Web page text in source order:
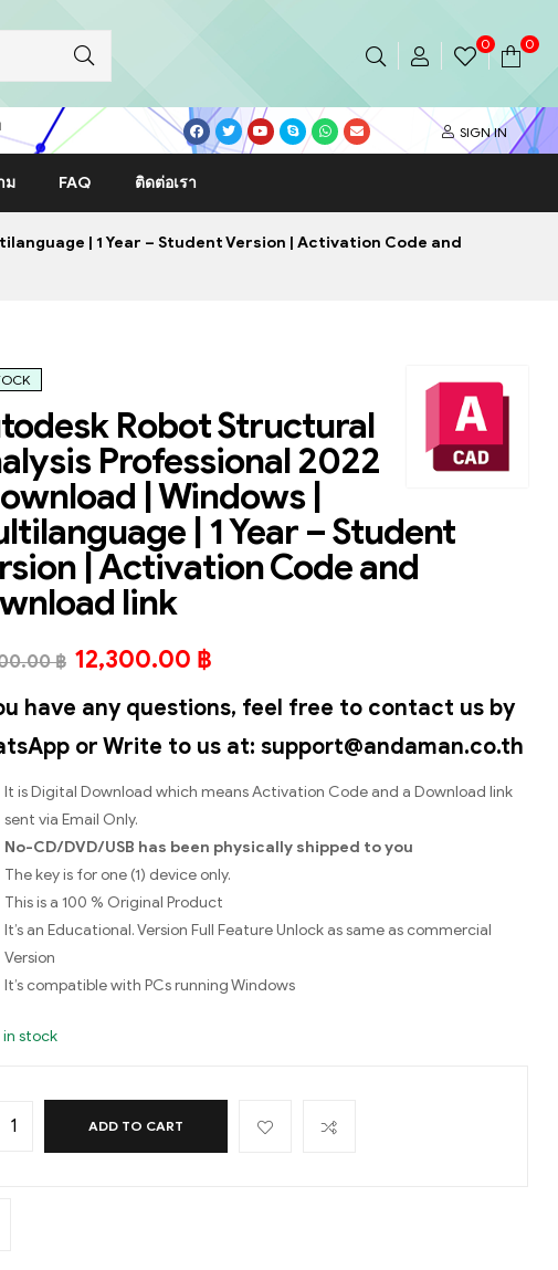
0 0
SIGN IN
ม FAQ ติดต่อเรา
| 1 Year – Student Version | Activation Code and
Robot Structural
Professional 2022
| Windows |
| 1 Year – Student
| Activation Code and
link
฿ 12,300.00 ฿
have any questions, feel free to contact us by
or Write to us at: support@andaman.co.th
It is Digital Download which means Activation Code and a Download link
sent via Email Only.
No-CD/DVD/USB has been physically shipped to you
The key is for one (1) device only.
This is a 100 % Original Product
It’s an Educational. Version Full Feature Unlock as same as commercial
Version
It’s compatible with PCs running Windows
in stock
ADD TO CART